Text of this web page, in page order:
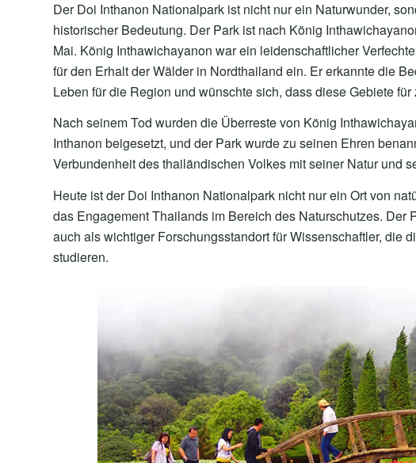
Der Doi Inthanon Nationalpark ist nicht nur ein Naturwunder,
historischer Bedeutung. Der Park ist nach König
Mai. König Inthawichayanon war ein leidenschaftlicher
für den Erhalt der Wälder in Nordthailand ein. Er erkannte die
Leben für die Region und wünschte sich, dass diese Gebiete
Nach seinem Tod wurden die Überreste von König
Inthanon beigesetzt, und der Park wurde zu seinen Ehren
Verbundenheit des thailändischen Volkes mit seiner Natur und
Heute ist der Doi Inthanon Nationalpark nicht nur ein Ort von
das Engagement Thailands im Bereich des Naturschutzes. Der
auch als wichtiger Forschungsstandort für Wissenschaftler, die
studieren.